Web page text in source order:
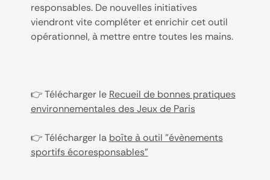
responsables. De nouvelles initiatives
viendront vite compléter et enrichir cet outil
opérationnel, à mettre entre toutes les mains.
👉 Télécharger le Recueil de bonnes pratiques
environnementales des Jeux de Paris
👉 Télécharger la boîte à outil "évènements
sportifs écoresponsables"